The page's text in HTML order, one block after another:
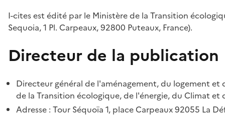
I-cites est édité par le Ministère de la Transition
Sequoia, 1 Pl. Carpeaux, 92800 Puteaux, France).
Directeur de la publication
Directeur général de l'aménagement, du logement
de la Transition écologique, de l'énergie, du Climat et
Adresse : Tour Séquoïa 1, place Carpeaux 92055 La